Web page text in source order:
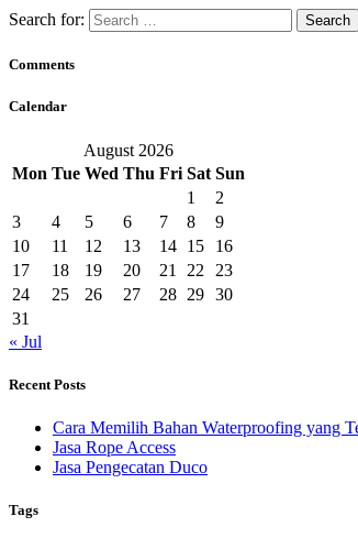
Search for:
Comments
Calendar
August 2026
Mon Tue Wed Thu Fri Sat Sun
1
2
3
4 5 6 7 8
9
10
11 12 13 14 15
16
17
18 19 20 21 22
23
24
25 26 27 28 29 30
31
« Jul
Recent Posts
Cara Memilih Bahan Waterproofing yang
Jasa Rope Access
Jasa Pengecatan Duco
Tags